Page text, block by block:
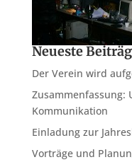
Neueste
Der Verein wird
Zusammenfassung:
Kommunikation
Einladung zur
Vorträge und